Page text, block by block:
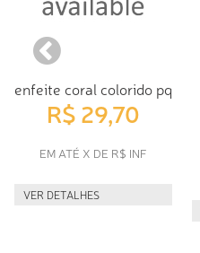
enfeite coral colorido pq
R$ 29,70
EM ATÉ X DE R$ INF
VER DETALHES